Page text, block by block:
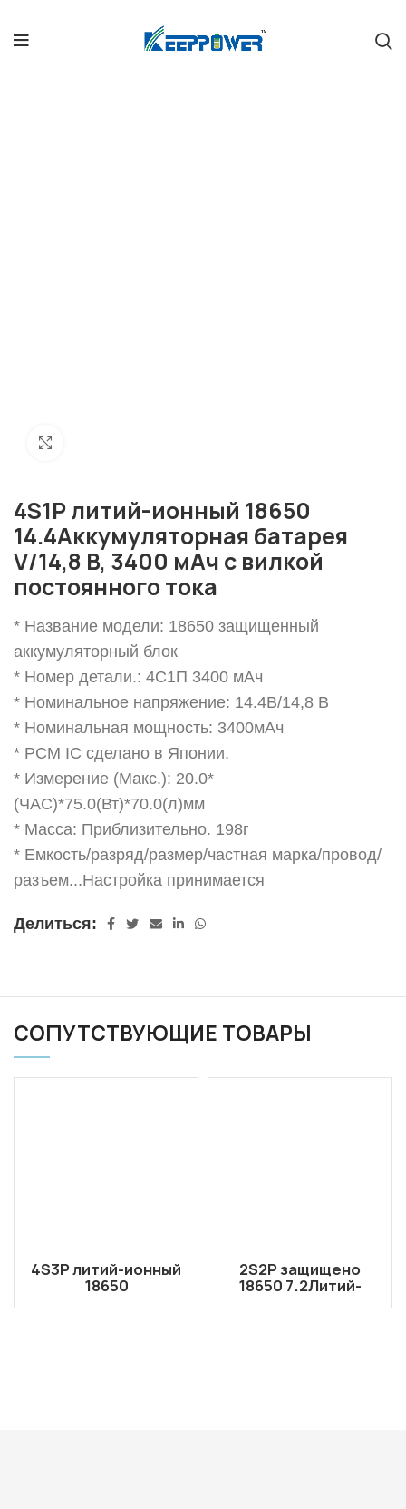
4S1P литий-ионный 18650
14.4Аккумуляторная батарея
V/14,8 В, 3400 мАч с вилкой
постоянного тока
* Название модели: 18650 защищенный
аккумуляторный блок
* Номер детали.: 4С1П 3400 мАч
* Номинальное напряжение: 14.4В/14,8 В
* Номинальная мощность: 3400мАч
* PCM IC сделано в Японии.
* Измерение (Макс.): 20.0*
(ЧАС)*75.0(Вт)*70.0(л)мм
* Масса: Приблизительно. 198г
* Емкость/разряд/размер/частная марка/провод/
разъем...Настройка принимается
Делиться:
СОПУТСТВУЮЩИЕ ТОВАРЫ
4S3P литий-ионный
18650
2S2P защищено
18650 7.2Литий-